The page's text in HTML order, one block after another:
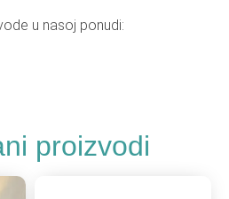
u nasoj ponudi:
proizvodi